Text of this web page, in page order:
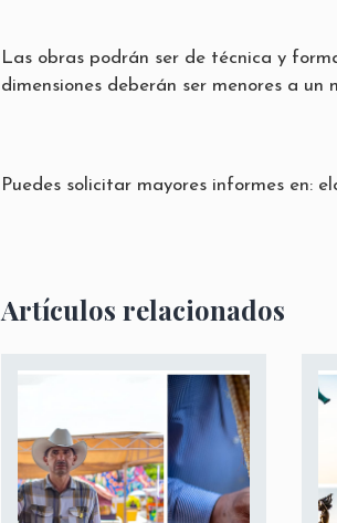
Las obras podrán ser de técnica y
dimensiones deberán ser menores a un
Puedes solicitar mayores informes en:
Artículos relacionados